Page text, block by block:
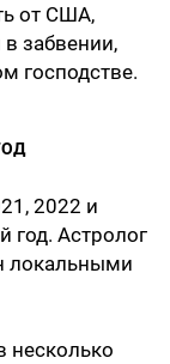
от США,
забвении,
господстве.
2022 и
год. Астролог
локальными
несколько